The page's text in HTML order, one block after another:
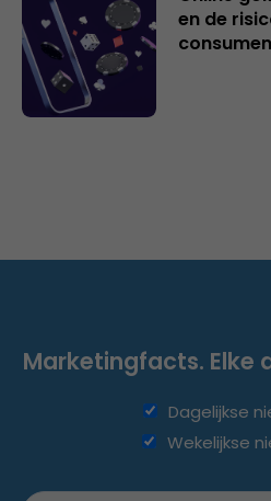
en de
Marketingfacts. Elke
Dagelijkse
Wekelijkse